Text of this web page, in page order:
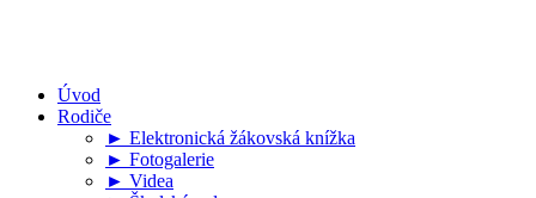
Úvod
Rodiče
► Elektronická žákovská knížka
► Fotogalerie
► Videa